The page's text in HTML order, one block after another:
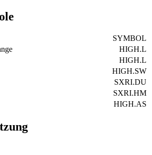
SYMBOL
HIGH.L
HIGH.L
HIGH.SW
SXRI.DU
SXRI.HM
HIGH.AS